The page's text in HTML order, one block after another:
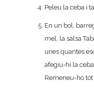
Peleu la ceba i
En un bol,
mel, la salsa
unes quantes
afegiu-hi la ceba
Remeneu-ho